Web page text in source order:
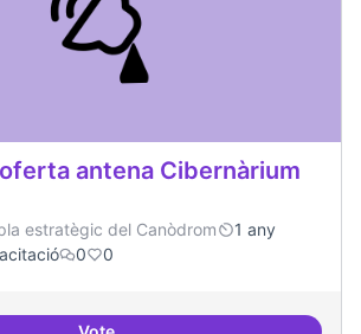
antena Cibernàrium
estratègic del Canòdrom
1 any
0 0